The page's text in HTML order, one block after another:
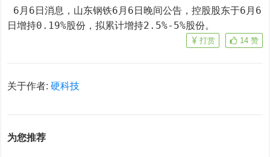
日增持0.19%股份，拟累计增持2.5%-5%股份。
14 赞
打赏
关于作者:硬科技
为您推荐